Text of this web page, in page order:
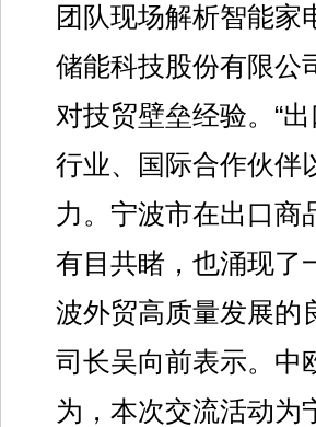
团队现场解析智能家
储能科技股份有限公
对技贸壁垒经验。“
行业、国际合作伙伴
力。宁波市在出口商
有目共睹，也涌现了
波外贸高质量发展的
司长吴向前表示。中
为，本次交流活动为